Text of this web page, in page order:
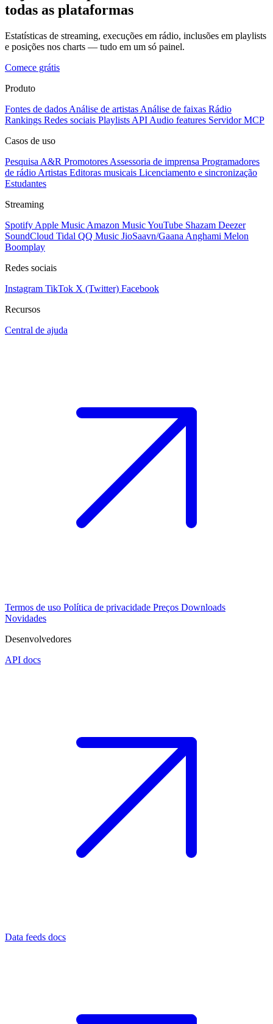
todas as plataformas
Estatísticas de streaming, execuções em rádio, inclusões em playlists
e posições nos charts — tudo em um só painel.
Comece grátis
Produto
Fontes de dados Análise de artistas Análise de faixas Rádio
Rankings Redes sociais Playlists API Audio features Servidor MCP
Casos de uso
Pesquisa A&R Promotores Assessoria de imprensa Programadores
de rádio Artistas Editoras musicais Licenciamento e sincronização
Estudantes
Streaming
Spotify Apple Music Amazon MusicYouTube Shazam Deezer
SoundCloud Tidal QQ Music JioSaavn/Gaana Anghami Melon
Boomplay
Redes sociais
Instagram TikTok X (Twitter) Facebook
Recursos
Central de ajuda
Termos de uso Política de privacidade Preços Downloads
Novidades
Desenvolvedores
API docs
Data feeds docs